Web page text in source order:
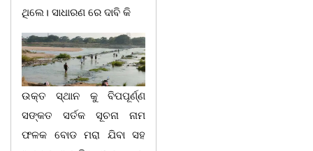
ଥିଲେ। ସାଧାରଣ ରେ ଦାବି କି
ଉକ୍ତ ସ୍ଥାନ କୁ ବିପପୂର୍ଣ୍ଣ
ସଙ୍କତ ସର୍ତକ ସୂଚନା ନାମ
ଫଳକ ବୋଡ ମରା ଯିବା ସହ